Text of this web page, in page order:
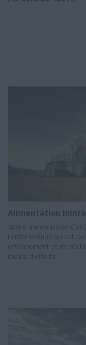
Alimentation
Notre transmission
ininterrompue au sol,
efficacement et de
moins d'efforts.